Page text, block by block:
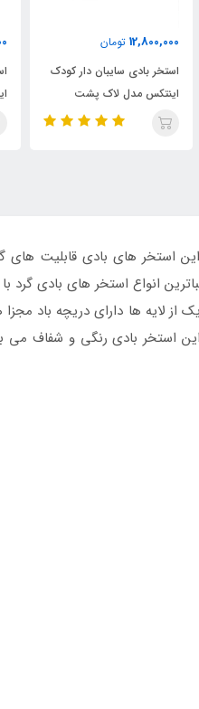
19,980,000 تومان
استخر بادی خانوادگی لوکس
اینتکس با سایبان متحرک
استخر های بادی قابلیت های
انواع استخر های بادی گرد
ها دارای دریچه باد مجزا
استخر بادی رنگی و شفاف